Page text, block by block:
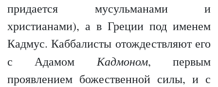
придается мусульманами и
христианами), а в Греции под именем
Кадмус. Каббалисты отождествляют его
с АдамомКадмоном, первым
проявлением божественной силы, и с